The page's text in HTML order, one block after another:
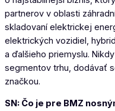
partnerov v oblasti
skladovaní elektrickej
elektrických vozidiel,
a ďalšieho priemyslu.
segmentov trhu, dodávať
značkou.
SN: Čo je pre BMZ